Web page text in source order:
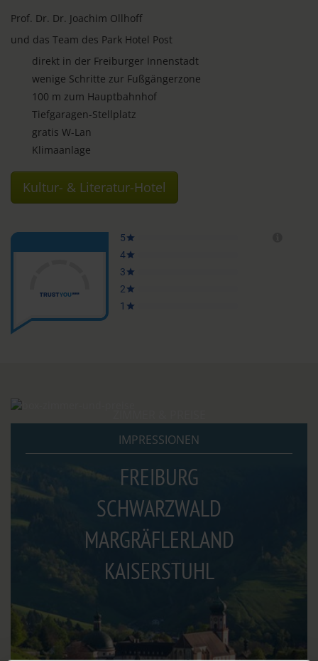
Prof. Dr. Dr. Joachim Ollhoff
und das Team des Park Hotel Post
direkt in der Freiburger Innenstadt
wenige Schritte zur Fußgängerzone
100 m zum Hauptbahnhof
Tiefgaragen-Stellplatz
gratis W-Lan
Klimaanlage
Kultur- & Literatur-Hotel
EIN GUTES BUCH,
EIN BEQUEMES BETT,
RAUM ZUM TRÄUMEN
IMPRESSIONEN
FREIBURG
SCHWARZWALD
MARGRÄFLERLAND
KAISERSTUHL